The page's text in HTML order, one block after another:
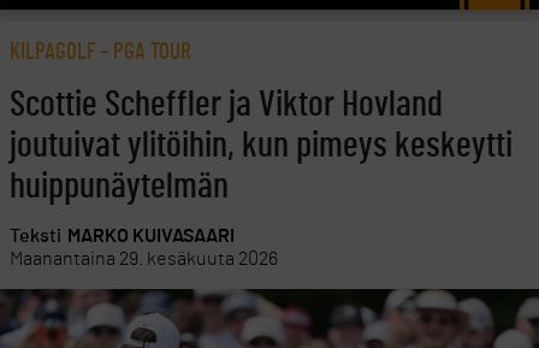
KILPAGOLF - PGA TOUR
Scottie Scheffler ja Viktor Hovland
joutuivat ylitöihin, kun pimeys keskeytti
huippunäytelmän
Teksti MARKO KUIVASAARI
Maanantaina 29. kesäkuuta 2026